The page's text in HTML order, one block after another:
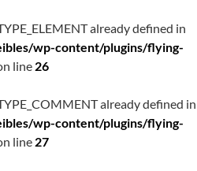
already defined in
wp-content/plugins/flying-
line 26
already defined in
wp-content/plugins/flying-
line 27